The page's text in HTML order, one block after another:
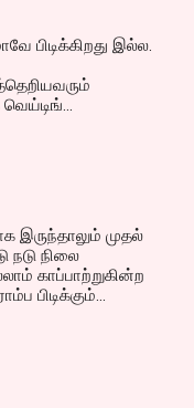
பிடிக்கிறது இல்ல.
முதல்
நடு நிலை
காப்பாற்றுகின்ற
பிடிக்கும்...